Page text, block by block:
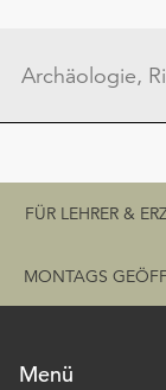
FÜR LEHRER &
MONTAGS
Menü